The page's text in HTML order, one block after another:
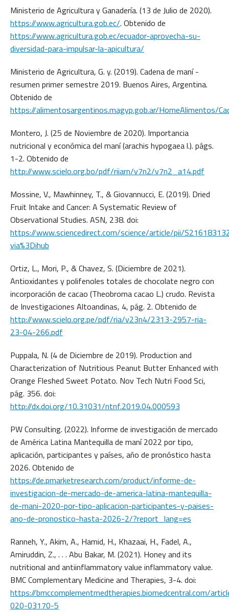
Ministerio de Agricultura y Ganadería. (13 de Julio de 2020).
https://www.agricultura.gob.ec/. Obtenido de
https://www.agricultura.gob.ec/ecuador-aprovecha-su-
diversidad-para-impulsar-la-apicultura/
Ministerio de Agricultura, G. y. (2019). Cadena de maní -
resumen primer semestre 2019. Buenos Aires, Argentina.
Obtenido de
https://alimentosargentinos.magyp.gob.ar/HomeAlimentos/
Montero, J. (25 de Noviembre de 2020). Importancia
nutricional y económica del maní (arachis hypogaea l.). págs.
1-2. Obtenido de
http://www.scielo.org.bo/pdf/riiarn/v7n2/v7n2_a14.pdf
Mossine, V., Mawhinney, T., & Giovannucci, E. (2019). Dried
Fruit Intake and Cancer: A Systematic Review of
Observational Studies. ASN, 238. doi:
https://www.sciencedirect.com/science/article/pii/
via%3Dihub
Ortiz, L., Mori, P., & Chavez, S. (Diciembre de 2021).
Antioxidantes y polifenoles totales de chocolate negro con
incorporación de cacao (Theobroma cacao L.) crudo. Revista
de Investigaciones Altoandinas, 4, pág. 2. Obtenido de
http://www.scielo.org.pe/pdf/ria/v23n4/2313-2957-ria-
23-04-266.pdf
Puppala, N. (4 de Diciembre de 2019). Production and
Characterization of Nutritious Peanut Butter Enhanced with
Orange Fleshed Sweet Potato. Nov Tech Nutri Food Sci,
pág. 356. doi:
http://dx.doi.org/10.31031/ntnf.2019.04.000593
PW Consulting. (2022). Informe de investigación de mercado
de América Latina Mantequilla de maní 2022 por tipo,
aplicación, participantes y países, año de pronóstico hasta
2026. Obtenido de
https://de.pmarketresearch.com/product/informe-de-
investigacion-de-mercado-de-america-latina-mantequilla-
de-mani-2020-por-tipo-aplicacion-participantes-y-paises-
ano-de-pronostico-hasta-2026-2/?report_lang=es
Ranneh, Y., Akim, A., Hamid, H., Khazaai, H., Fadel, A.,
Amiruddin, Z., . . . Abu Bakar, M. (2021). Honey and its
nutritional and antiinflammatory value inflammatory value.
BMC Complementary Medicine and Therapies, 3-4. doi:
https://bmccomplementmedtherapies.biomedcentral.com/
020-03170-5